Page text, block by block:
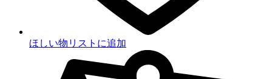
ほしい物リストに追加